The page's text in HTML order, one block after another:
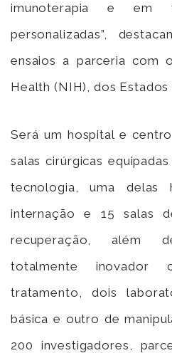
imunoterapia e em
personalizadas”,
ensaios a parceria com
Health (NIH), dos Estados
Será um hospital e
salas cirúrgicas
tecnologia, uma delas
internação e 15 salas
recuperação, além
totalmente
tratamento, dois
básica e outro de
200 investigadores,